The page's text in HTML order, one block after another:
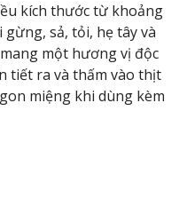
kích thước từ khoảng
gừng, sả, tỏi, hẹ tây và
một hương vị độc
tiết ra và thấm vào thịt
miệng khi dùng kèm